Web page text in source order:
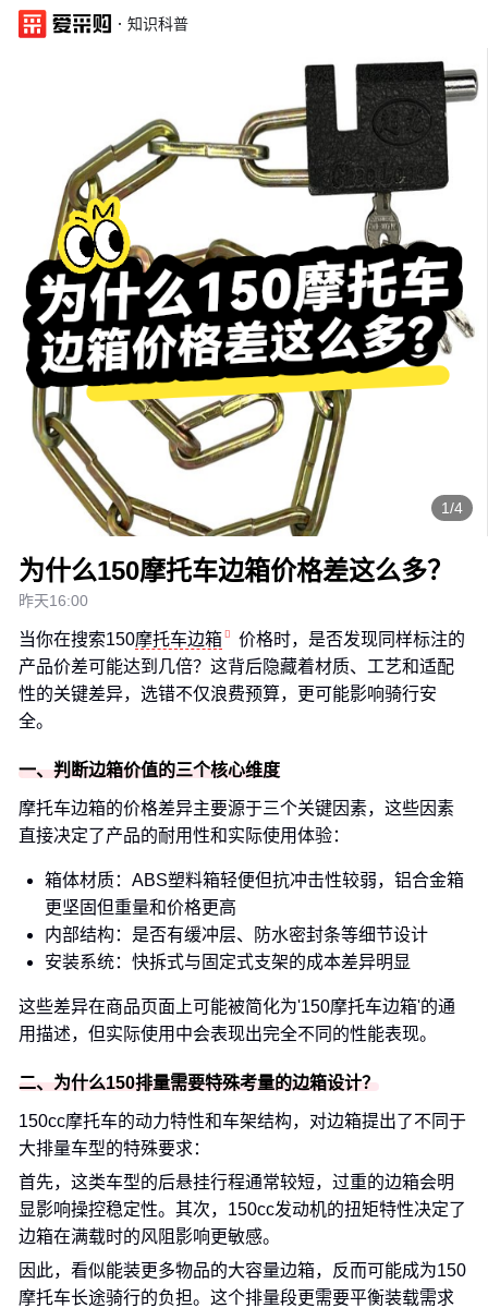
· 知识科普
1/4
为什么150摩托车边箱价格差这么多？
昨天16:00
当你在搜索150摩托车边箱
价格时，是否发现同样标注的
产品价差可能达到几倍？这背后隐藏着材质、工艺和适配
性的关键差异，选错不仅浪费预算，更可能影响骑行安
全。
一、判断边箱价值的三个核心维度
摩托车边箱的价格差异主要源于三个关键因素，这些因素
直接决定了产品的耐用性和实际使用体验：
箱体材质：ABS塑料箱轻便但抗冲击性较弱，铝合金箱
更坚固但重量和价格更高
内部结构：是否有缓冲层、防水密封条等细节设计
安装系统：快拆式与固定式支架的成本差异明显
这些差异在商品页面上可能被简化为'150摩托车边箱'的通
用描述，但实际使用中会表现出完全不同的性能表现。
二、为什么150排量需要特殊考量的边箱设计？
150cc摩托车的动力特性和车架结构，对边箱提出了不同于
大排量车型的特殊要求：
首先，这类车型的后悬挂行程通常较短，过重的边箱会明
显影响操控稳定性。其次，150cc发动机的扭矩特性决定了
边箱在满载时的风阻影响更敏感。
因此，看似能装更多物品的大容量边箱，反而可能成为150
摩托车长途骑行的负担。这个排量段更需要平衡装载需求